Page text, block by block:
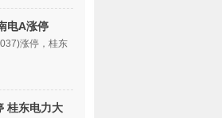
电A涨停
涨停，桂东
桂东电力大